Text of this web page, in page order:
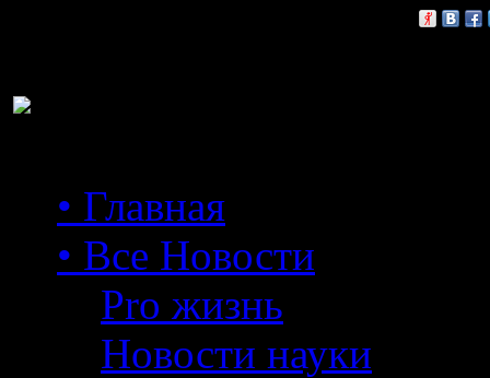
• Главная
• Все Новости
Pro жизнь
Новости науки